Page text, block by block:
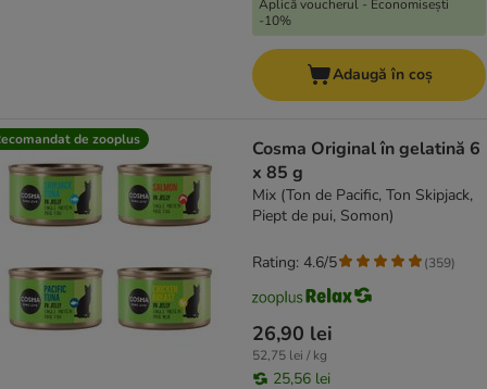
Aplică voucherul - Economisești
-10%
Adaugă în coș
de zooplus
Cosma Original în gelatină 6
x 85 g
Mix (Ton de Pacific, Ton Skipjack,
Piept de pui, Somon)
26,90 lei
52,75 lei / kg
25,56 lei
Rating: 4.6/5 (359)